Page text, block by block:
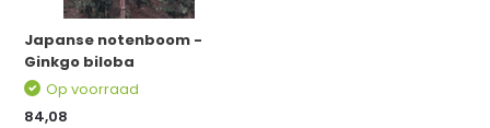
Japanse notenboom -
Ginkgo biloba
Op voorraad
84,08